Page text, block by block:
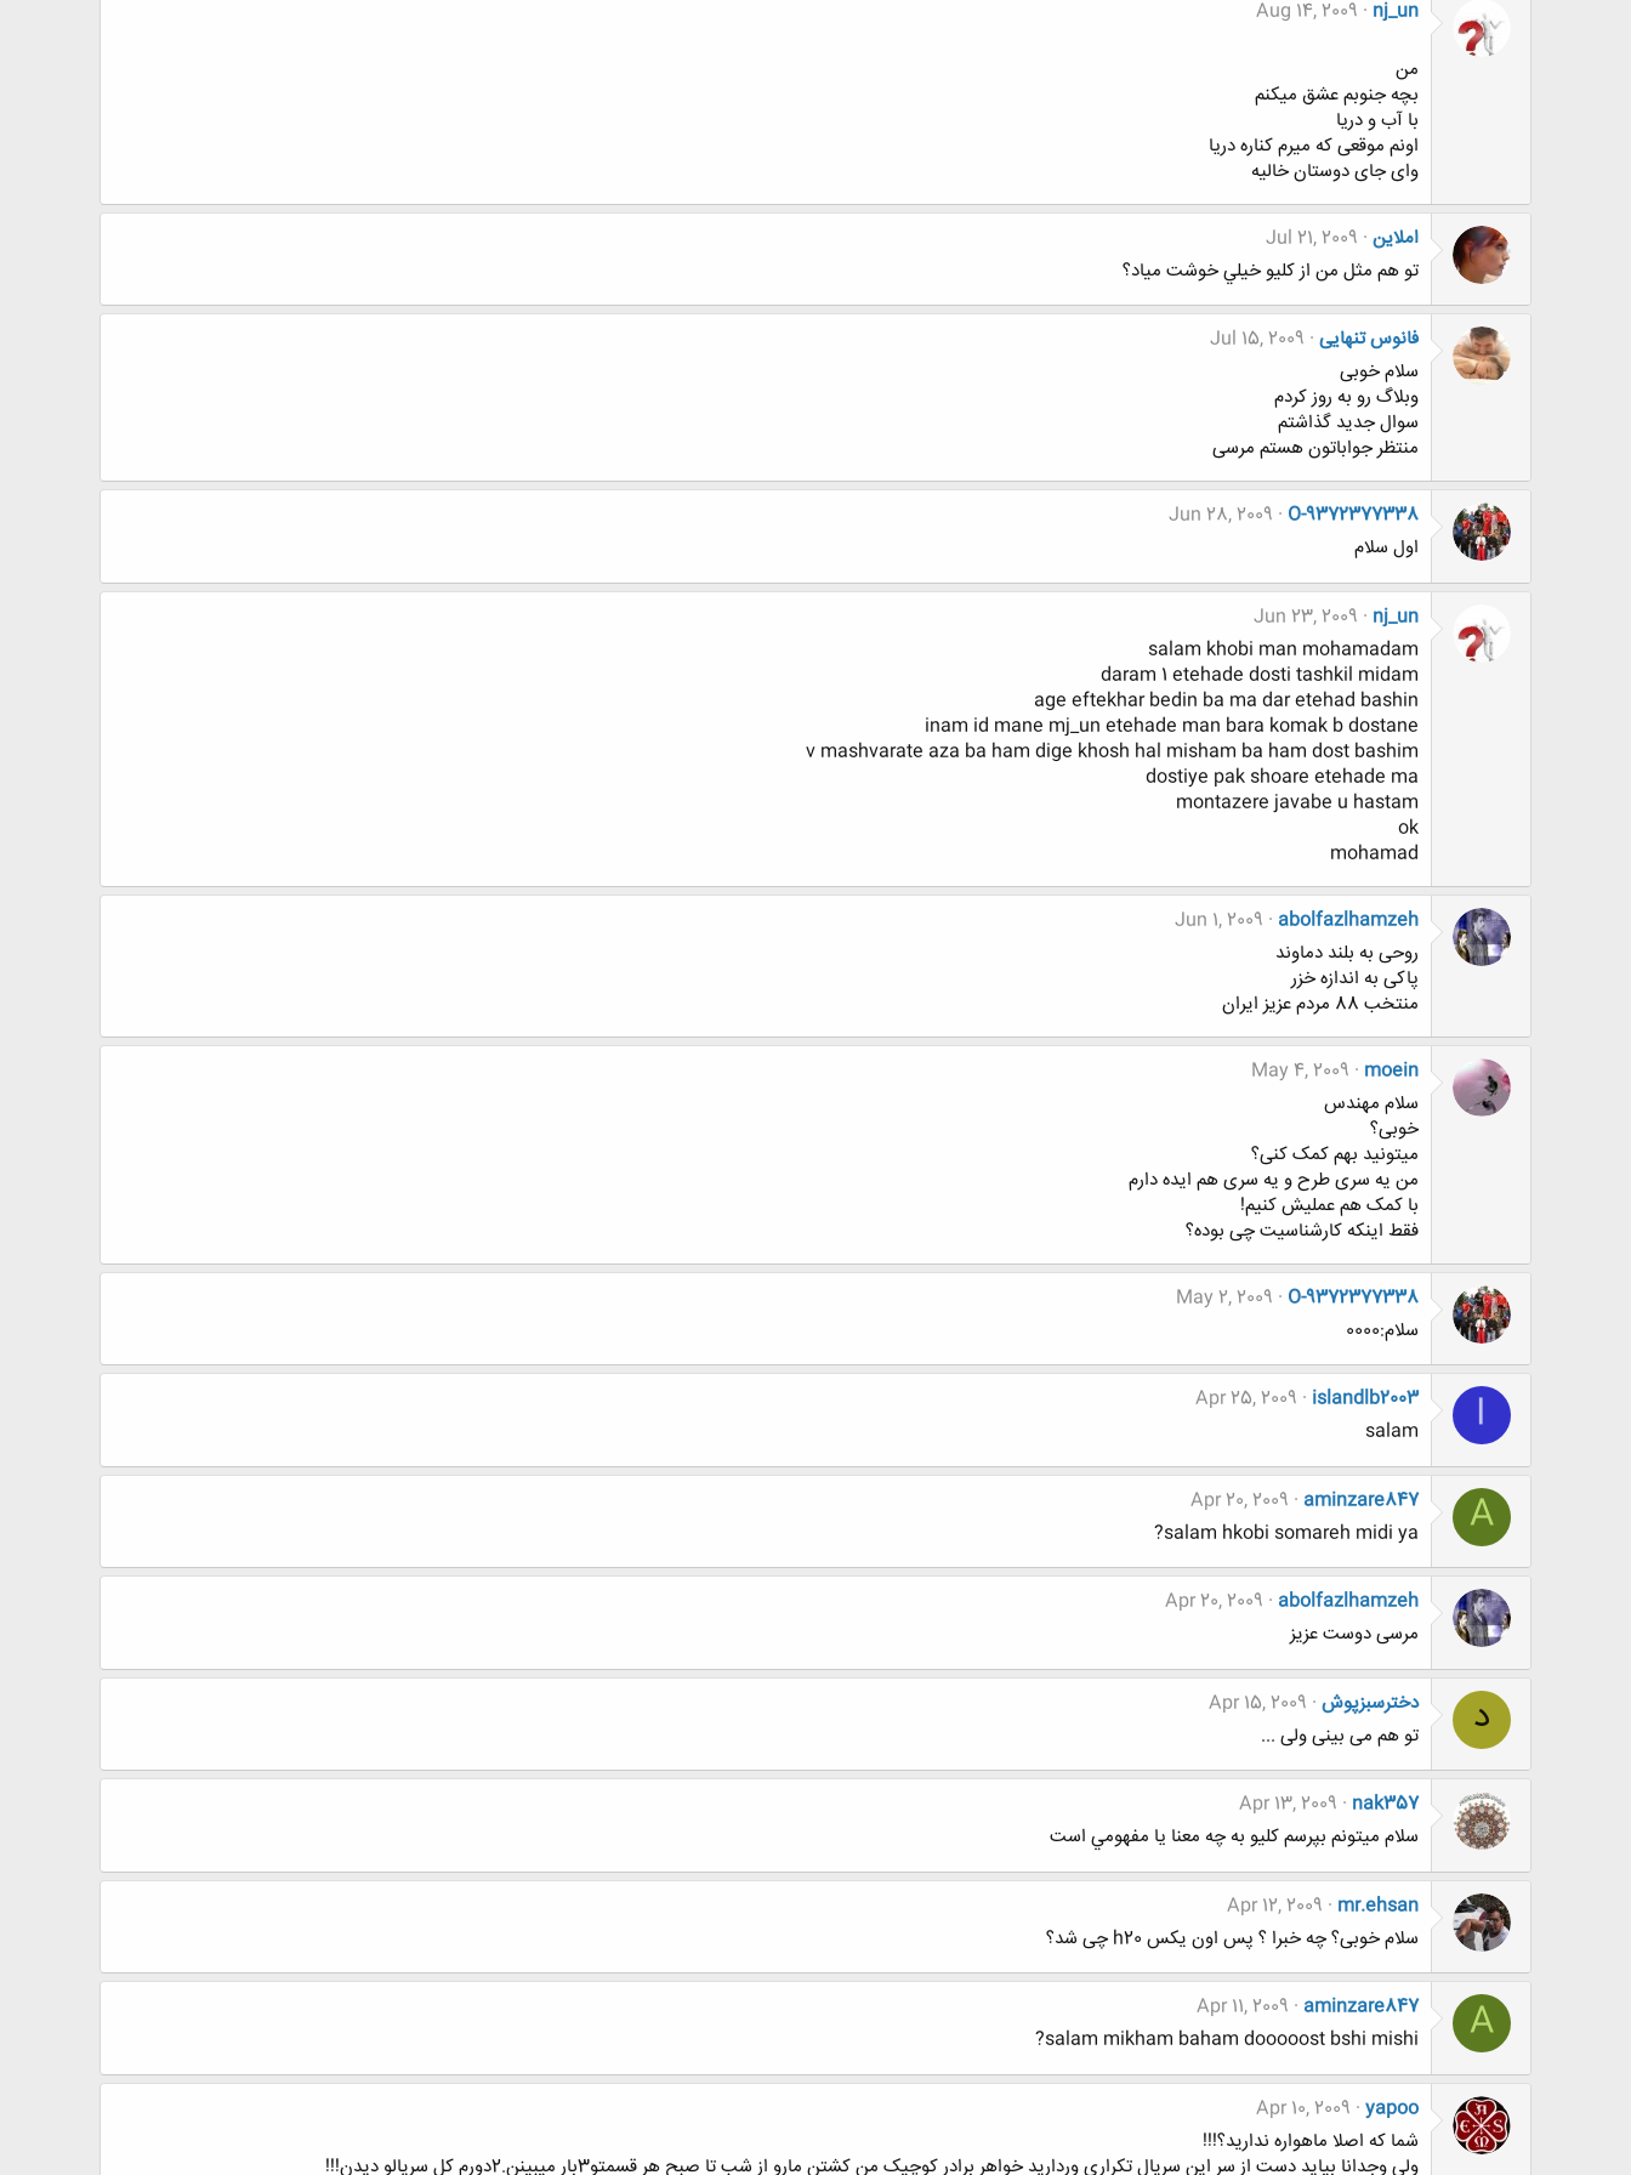
nj_un
Aug 14, 2009
من
بچه جنوبم عشق ميکنم
با آب و دريا
اونم موقعی که ميرم کناره دريا
وای جای دوستان خاليه
املاين Jul 21, 2009
تو هم مثل من از كليو خيلي خوشت مياد؟
فانوس تنهایی Jul 15, 2009
سلام خوبی
وبلاگ رو به روز کردم
سوال جدید گذاشتم
منتظر جواباتون هستم مرسی
O-9372377338
Jun 28, 2009
اول سلام
nj_un
Jun 23, 2009
salam khobi man mohamadam
daram 1 etehade dosti tashkil midam
age eftekhar bedin ba ma dar etehad bashin
inam id mane mj_un etehade man bara komak b dostane
v mashvarate aza ba ham dige khosh hal misham ba ham dost bashim
dostiye pak shoare etehade ma
montazere javabe u hastam
ok
mohamad
abolfazlhamzeh
Jun 1, 2009
روحی به بلند دماوند
پاکی به اندازه خزر
منتخب 88 مردم عزیز ایران
moein
May 4, 2009
سلام مهندس
خوبی؟
میتونید بهم کمک کنی؟
من یه سری طرح و یه سری هم ایده دارم
با کمک هم عملیش کنیم!
فقط اینکه کارشناسیت چی بوده؟
O-9372377338
May 2, 2009
سلام:0000
I
islandlb2003
Apr 25, 2009
salam
A
aminzare847
Apr 20, 2009
salam hkobi somareh midi ya?
abolfazlhamzeh
Apr 20, 2009
مرسی دوست عزیز
د دخترسبزپوش Apr 15, 2009
تو هم می بینی ولی ...
nak357
Apr 13, 2009
سلام ميتونم بپرسم كليو به چه معنا يا مفهومي است
mr.ehsan
Apr 12, 2009
سلام خوبی؟ چه خبرا ؟ پس اون یکس h20 چی شد؟
A
aminzare847
Apr 11, 2009
salam mikham baham dooooost bshi mishi?
yapoo
Apr 10, 2009
شما که اصلا ماهواره ندارید؟!!!
ولی وجدانا بیاید دست از سر این سریال تکراری وردارید خواهر برادر کوچیک من کشتن مارو از شب تا صبح هر قسمتو3بار میبینن.2دورم کل سریالو دیدن!!!